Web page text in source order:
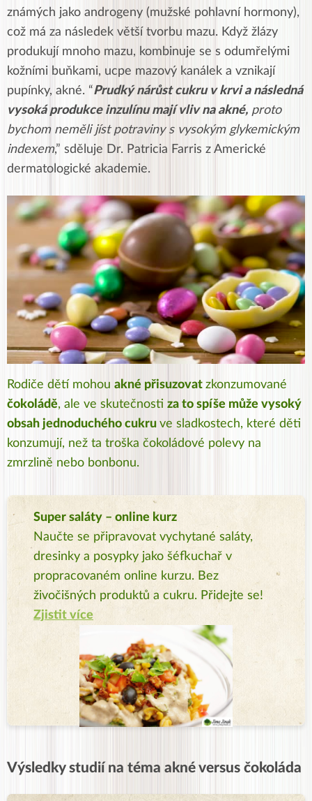
známých jako androgeny (mužské pohlavní hormony),
což má za následek větší tvorbu mazu. Když žlázy
produkují mnoho mazu, kombinuje se s odumřelými
kožními buňkami, ucpe mazový kanálek a vznikají
pupínky, akné. “Prudký nárůst cukru v krvi a následná
vysoká produkce inzulínu mají vliv na akné, proto
bychom neměli jíst potraviny s vysokým glykemickým
indexem,” sděluje Dr. Patricia Farris z Americké
dermatologické akademie.
Rodiče dětí mohou akné přisuzovat zkonzumované
čokoládě, ale ve skutečnosti za to spíše může vysoký
obsah jednoduchého cukru ve sladkostech, které děti
konzumují, než ta troška čokoládové polevy na
zmrzlině nebo bonbonu.
Super saláty – online kurz
Naučte se připravovat vychytané saláty,
dresinky a posypky jako šéfkuchař v
propracovaném online kurzu. Bez
živočišných produktů a cukru. Přidejte se!
Zjistit více
Výsledky studií na téma akné versus čokoláda